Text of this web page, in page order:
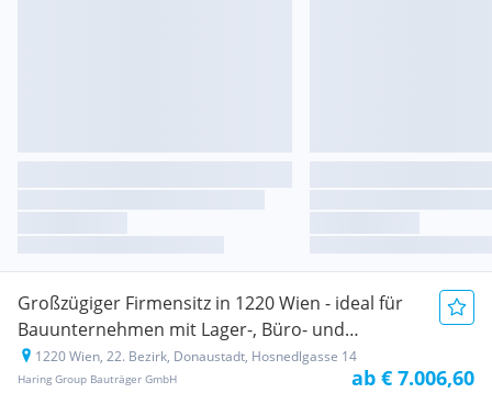
Großzügiger Firmensitz in 1220 Wien - ideal für
Bauunternehmen mit Lager-, Büro- und
Quartierbedarf
Neubauprojekt
1220 Wien, 22. Bezirk, Donaustadt, Hosnedlgasse 14
Haring Group Bauträger GmbH ab € 7.006,60